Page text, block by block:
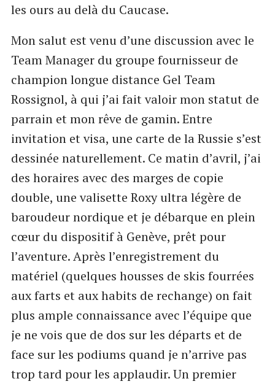
les ours au delà du Caucase.
Mon salut est venu d’une discussion avec le
Team Manager du groupe fournisseur de
champion longue distance Gel Team
Rossignol, à qui j’ai fait valoir mon statut de
parrain et mon rêve de gamin. Entre
invitation et visa, une carte de la Russie s’est
dessinée naturellement. Ce matin d’avril, j’ai
des horaires avec des marges de copie
double, une valisette Roxy ultra légère de
baroudeur nordique et je débarque en plein
cœur du dispositif à Genève, prêt pour
l’aventure. Après l’enregistrement du
matériel (quelques housses de skis fourrées
aux farts et aux habits de rechange) on fait
plus ample connaissance avec l’équipe que
je ne vois que de dos sur les départs et de
face sur les podiums quand je n’arrive pas
trop tard pour les applaudir. Un premier